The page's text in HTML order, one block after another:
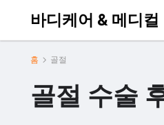
바디케어 & 메디컬
홈 골절
골절 수술